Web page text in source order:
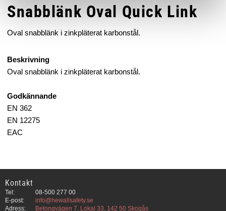
Snabblänk Oval Quick Link
Oval snabblänk i zinkpläterat karbonstål.
Beskrivning
Oval snabblänk i zinkpläterat karbonstål.
Godkännande
EN 362
EN 12275
EAC
Kontakt
Tel:
08-500 277 00
E-post:
info@hewallsafety.se
Adress:
Betongvägen 7, Lokal 33, 142 50 Skogås